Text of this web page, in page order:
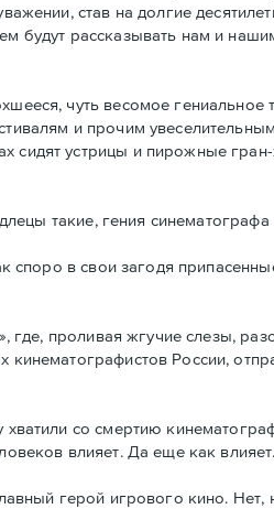
став на долгие
будут рассказывать нам и
чуть весомое
и прочим
сидят устрицы и пирожные
такие, гения
споро в свои загодя
где, проливая жгучие слезы,
России,
со смертию
влияет. Да еще как
герой игрового кино. Нет,